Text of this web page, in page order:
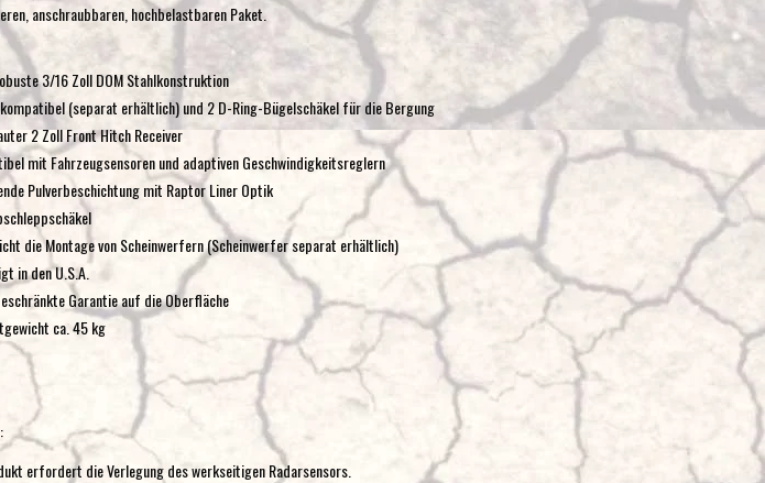
anschraubbaren, hochbelastbaren Paket.
3/16 Zoll DOM Stahlkonstruktion
(separat erhältlich) und 2 D-Ring-Bügelschäkel für die Bergung
2 Zoll Front Hitch Receiver
mit Fahrzeugsensoren und adaptiven Geschwindigkeitsreglern
Pulverbeschichtung mit Raptor Liner Optik
die Montage von Scheinwerfern (Scheinwerfer separat erhältlich)
in den U.S.A.
Garantie auf die Oberfläche
ca. 45 kg
erfordert die Verlegung des werkseitigen Radarsensors.